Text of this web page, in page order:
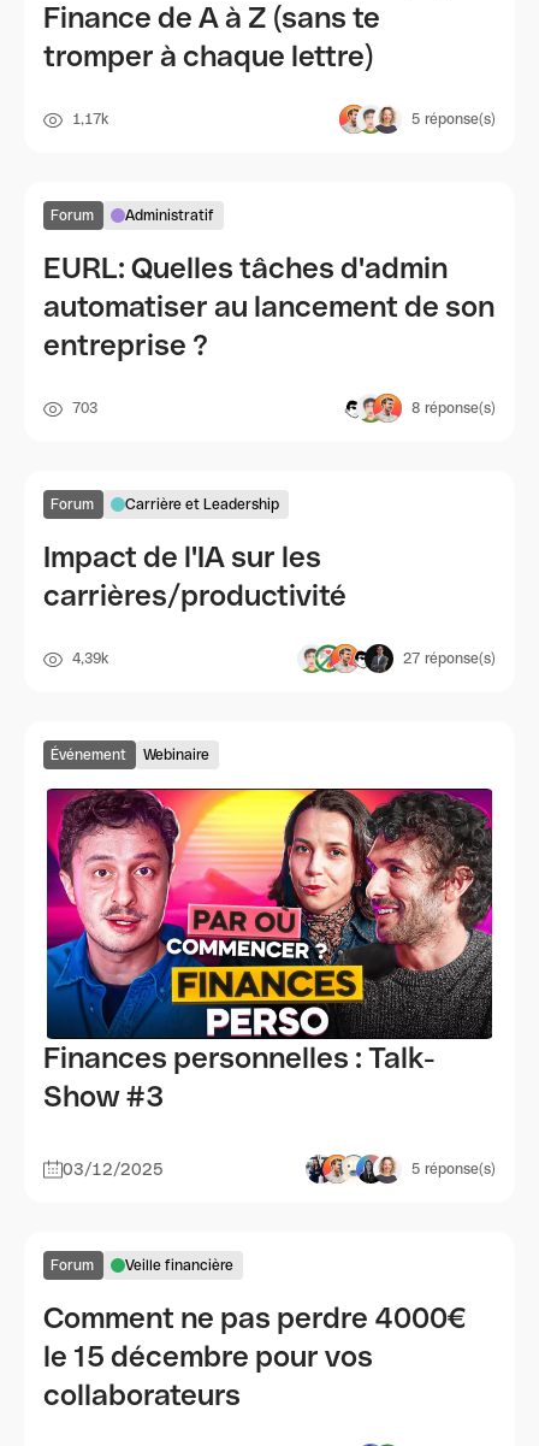
Finance de A à Z (sans te
tromper à chaque lettre)
1,17k 5 réponse(s)
Forum Administratif
EURL: Quelles tâches d'admin
automatiser au lancement de son
entreprise ?
703 8 réponse(s)
Forum Carrière et Leadership
Impact de l'IA sur les
carrières/productivité
4,39k 27 réponse(s)
Événement Webinaire
Finances personnelles : Talk-
Show #3
03/12/2025 5 réponse(s)
Forum Veille financière
Comment ne pas perdre 4000€
le 15 décembre pour vos
collaborateurs